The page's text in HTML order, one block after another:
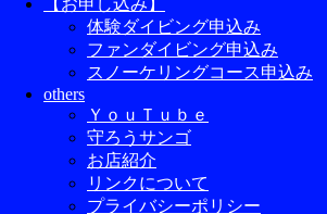
【お申し込み】
体験ダイビング申込み
ファンダイビング申込み
スノーケリングコース申込み
others
ＹｏｕＴｕｂｅ
守ろうサンゴ
お店紹介
リンクについて
プライバシーポリシー